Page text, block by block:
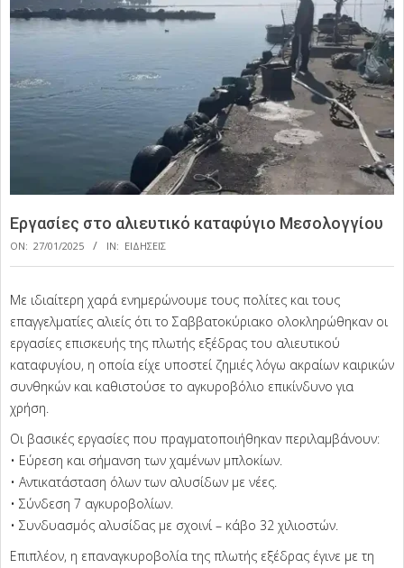
Εργασίες στο αλιευτικό καταφύγιο Μεσολογγίου
ON: 27/01/2025 IN: ΕΙΔΗΣΕΙΣ
Με ιδιαίτερη χαρά ενημερώνουμε τους πολίτες και τους
επαγγελματίες αλιείς ότι το Σαββατοκύριακο ολοκληρώθηκαν οι
εργασίες επισκευής της πλωτής εξέδρας του αλιευτικού
καταφυγίου, η οποία είχε υποστεί ζημιές λόγω ακραίων καιρικών
συνθηκών και καθιστούσε το αγκυροβόλιο επικίνδυνο για
χρήση.
Οι βασικές εργασίες που πραγματοποιήθηκαν περιλαμβάνουν:
• Εύρεση και σήμανση των χαμένων μπλοκίων.
• Αντικατάσταση όλων των αλυσίδων με νέες.
• Σύνδεση 7 αγκυροβολίων.
• Συνδυασμός αλυσίδας με σχοινί – κάβο 32 χιλιοστών.
Επιπλέον, η επαναγκυροβολία της πλωτής εξέδρας έγινε με τη